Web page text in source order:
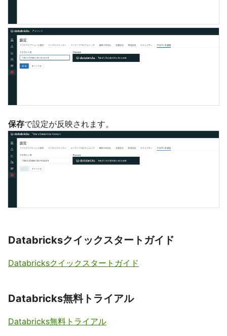
保存で設定が反映されます。
Databricksクイックスタートガイド
Databricksクイックスタートガイド
Databricks無料トライアル
Databricks無料トライアル